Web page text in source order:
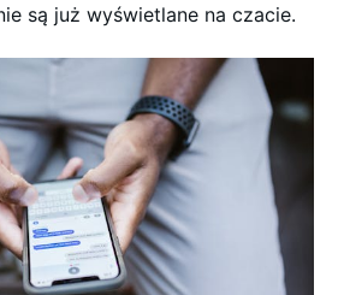
są już wyświetlane na czacie.